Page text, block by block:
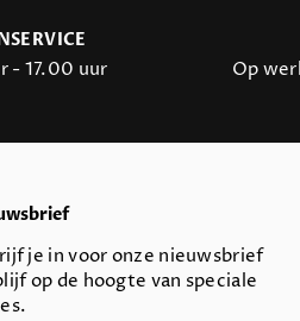
- 17.00 uur
Op
je in voor onze nieuwsbrief
op de hoogte van speciale